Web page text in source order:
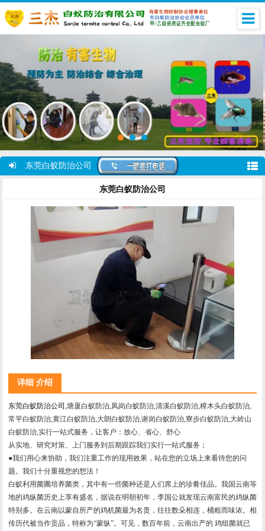
东莞白蚁防治公司
东莞白蚁防治公司
详细 介绍
东莞白蚁防治公司 ,塘厦白蚁防治,凤岗白蚁防治,清溪白蚁防治,樟木头白蚁防治,
常平白蚁防治,黄江白蚁防治,大朗白蚁防治,谢岗白蚁防治,寮步白蚁防治,大岭山
白蚁防治,实行一站式服务，让客户：放心、省心、舒心
从实地、研究对策、上门服务到后期跟踪我们实行一站式服务；
●我们用心来协助，我们注重工作的现用效果，站在您的立场上来看待您的问
题。我们十分重视您的想法！
白蚁利用菌圃培养菌类，其中有一些菌种还是人们席上的珍肴佳品。我国云南等
地的鸡纵菌历史上享有盛名，据说在明朝初年，李国公就发现云南富民的鸡纵菌
特别多。在云南以蒙自所产的鸡机菌最为名贵，往往数朵相连，桶粗而味浓。相
传历代被当作贡品，特称为“蒙纵”。可见，数百年前，云南出产的 鸡组菌就已